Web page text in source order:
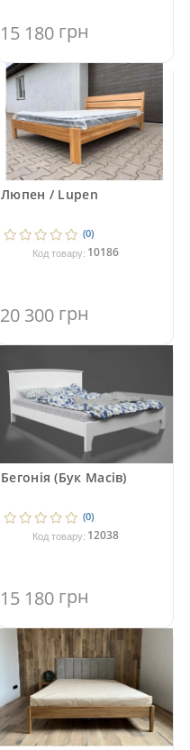
15 180 грн
Люпен / Lupen
(0)
Код товару: 10186
20 300 грн
Бегонія (Бук Масів)
(0)
Код товару: 12038
15 180 грн